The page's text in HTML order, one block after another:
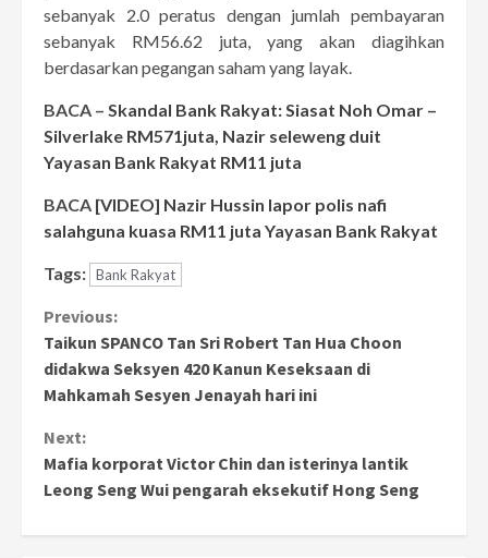
sebanyak 2.0 peratus dengan jumlah pembayaran
sebanyak RM56.62 juta, yang akan diagihkan
berdasarkan pegangan saham yang layak.
BACA – Skandal Bank Rakyat: Siasat Noh Omar –
Silverlake RM571juta, Nazir seleweng duit
Yayasan Bank Rakyat RM11 juta
BACA [VIDEO] Nazir Hussin lapor polis nafi
salahguna kuasa RM11 juta Yayasan Bank Rakyat
Tags: Bank Rakyat
Continue
Reading
Previous:
Taikun SPANCO Tan Sri Robert Tan Hua Choon
didakwa Seksyen 420 Kanun Keseksaan di
Mahkamah Sesyen Jenayah hari ini
Next:
Mafia korporat Victor Chin dan isterinya lantik
Leong Seng Wui pengarah eksekutif Hong Seng